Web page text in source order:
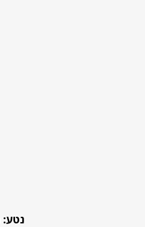
נטע: